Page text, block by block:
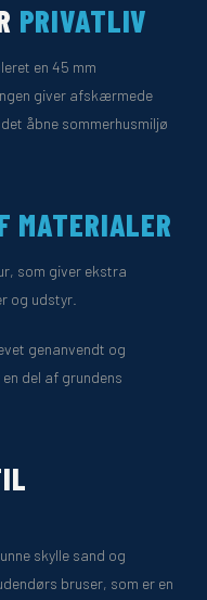
PRIVATLIV
en 45 mm
giver afskærmede
åbne sommerhusmiljø
MATERIALER
som giver ekstra
og udstyr.
genanvendt og
del af grundens
skylle sand og
bruser, som er en